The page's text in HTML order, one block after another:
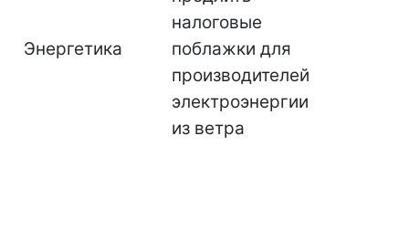
Энергетика
налоговые
поблажки для
производителей
электроэнергии
из ветра